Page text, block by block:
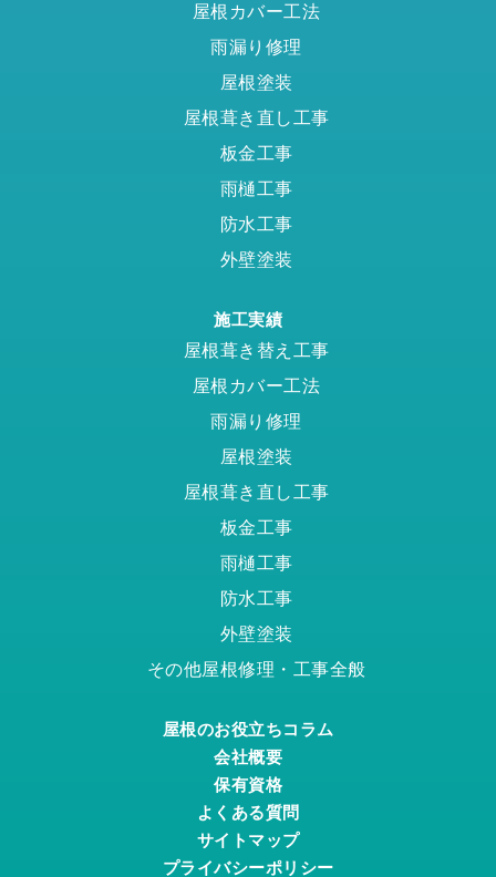
屋根カバー工法
雨漏り修理
屋根塗装
屋根葺き直し工事
板金工事
雨樋工事
防水工事
外壁塗装
施工実績
屋根葺き替え工事
屋根カバー工法
雨漏り修理
屋根塗装
屋根葺き直し工事
板金工事
雨樋工事
防水工事
外壁塗装
その他屋根修理・工事全般
屋根のお役立ちコラム
会社概要
保有資格
よくある質問
サイトマップ
プライバシーポリシー